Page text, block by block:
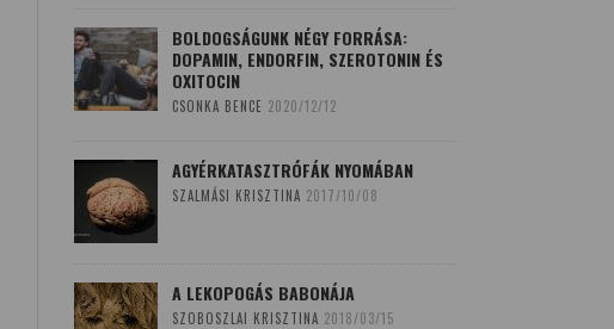
BOLDOGSÁGUNK NÉGY FORRÁSA:
DOPAMIN, ENDORFIN, SZEROTONIN ÉS
OXITOCIN
CSONKA BENCE 2020/12/12
AGYÉRKATASZTRÓFÁK NYOMÁBAN
SZALMÁSI KRISZTINA 2017/10/08
A LEKOPOGÁS BABONÁJA
SZOBOSZLAI KRISZTINA 2018/03/15